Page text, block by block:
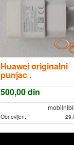
Huawei originalni
punjac .
500,00din
Obnovljen: